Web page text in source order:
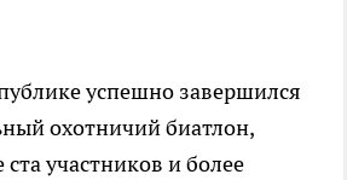
успешно завершился
охотничий биатлон,
участников и более